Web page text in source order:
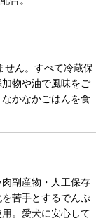
せん。すべて冷蔵保
物や油で風味をご
かなかごはんを食
副産物・人工保存
苦手とするでんぷ
。愛犬に安心して